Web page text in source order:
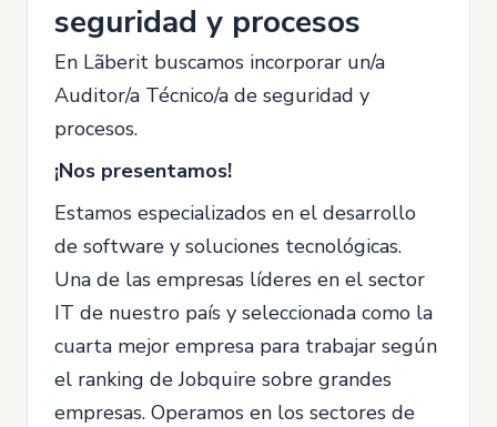
seguridad y procesos
En Lãberit buscamos incorporar un/a
Auditor/a Técnico/a de seguridad y
procesos.
¡Nos presentamos!
Estamos especializados en el desarrollo
de software y soluciones tecnológicas.
Una de las empresas líderes en el sector
IT de nuestro país y seleccionada como la
cuarta mejor empresa para trabajar según
el ranking de Jobquire sobre grandes
empresas. Operamos en los sectores de